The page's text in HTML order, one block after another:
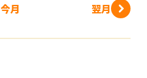
今月 翌月